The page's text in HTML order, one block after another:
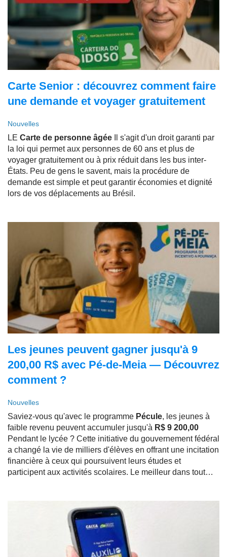
Carte Senior : découvrez comment faire
une demande et voyager gratuitement
Nouvelles
LE Carte de personne âgée Il s'agit d'un droit garanti par
la loi qui permet aux personnes de 60 ans et plus de
voyager gratuitement ou à prix réduit dans les bus inter-
États. Peu de gens le savent, mais la procédure de
demande est simple et peut garantir économies et dignité
lors de vos déplacements au Brésil.
Les jeunes peuvent gagner jusqu'à 9
200,00 R$ avec Pé-de-Meia — Découvrez
comment ?
Nouvelles
Saviez-vous qu'avec le programme Pécule, les jeunes à
faible revenu peuvent accumuler jusqu'à R$ 9 200,00
Pendant le lycée ? Cette initiative du gouvernement fédéral
a changé la vie de milliers d'élèves en offrant une incitation
financière à ceux qui poursuivent leurs études et
participent aux activités scolaires. Le meilleur dans tout